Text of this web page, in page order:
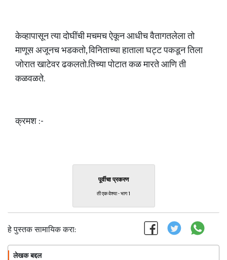
केव्हापासून त्या दोघींची मचमच ऐकून आधीच वैतागतलेला तो
माणूस अजूनच भडकतो, विनिताच्या हाताला घट्ट पकडून तिला
जोरात खाटेवर ढकलतो.तिच्या पोटात कळ मारते आणि ती
कळवळते.
क्रमश :-
पूर्वीचा प्रकरण
ती एक वेश्या - भाग 1
हे पुस्तक सामायिक करा:
लेखक बद्दल